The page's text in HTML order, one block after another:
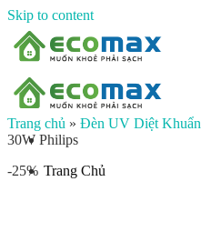
Skip to content
Trang Chủ
Trang chủ » Đèn UV Diệt Khuẩn
30W Philips
-25%